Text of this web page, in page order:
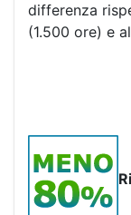
differenza
(1.500 ore) e